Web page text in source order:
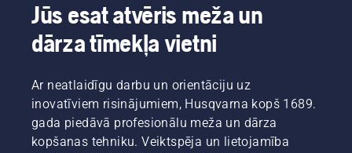
Jūs esat atvēris meža un
dārza tīmekļa vietni
Ar neatlaidīgu darbu un orientāciju uz
inovatīviem risinājumiem, Husqvarna kopš 1689.
gada piedāvā profesionālu meža un dārza
kopšanas tehniku. Veiktspēja un lietojamība